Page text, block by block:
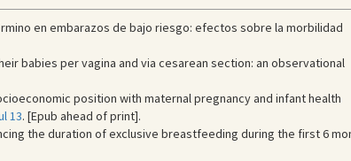
en embarazos de bajo riesgo: efectos sobre la morbilidad
babies per vagina and via cesarean section: an observational
position with maternal pregnancy and infant health
13. [Epub ahead of print].
the duration of exclusive breastfeeding during the first 6